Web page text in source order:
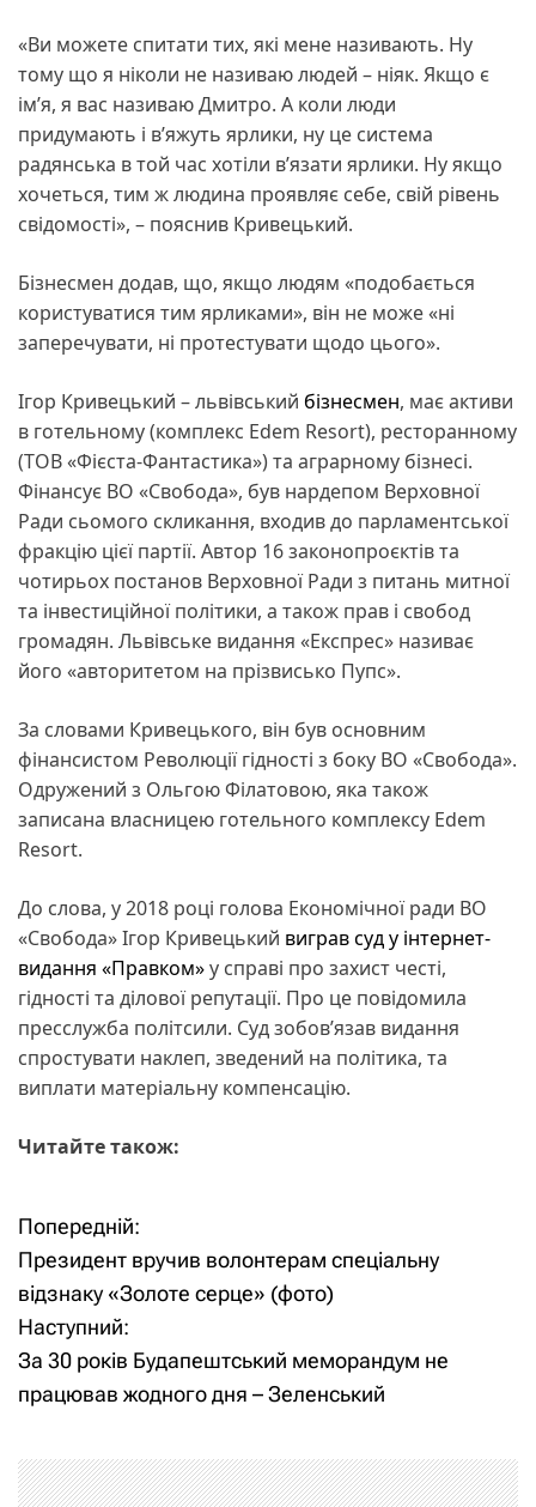
«Ви можете спитати тих, які мене називають. Ну
тому що я ніколи не називаю людей – ніяк. Якщо є
ім’я, я вас називаю Дмитро. А коли люди
придумають і в’яжуть ярлики, ну це система
радянська в той час хотіли в’язати ярлики. Ну якщо
хочеться, тим ж людина проявляє себе, свій рівень
свідомості», – пояснив Кривецький.
Бізнесмен додав, що, якщо людям «подобається
користуватися тим ярликами», він не може «ні
заперечувати, ні протестувати щодо цього».
Ігор Кривецький – львівський бізнесмен, має активи
в готельному (комплекс Edem Resort), ресторанному
(ТОВ «Фієста-Фантастика») та аграрному бізнесі.
Фінансує ВО «Свобода», був нардепом Верховної
Ради сьомого скликання, входив до парламентської
фракцію цієї партії. Автор 16 законопроєктів та
чотирьох постанов Верховної Ради з питань митної
та інвестиційної політики, а також прав і свобод
громадян. Львівське видання «Експрес» називає
його «авторитетом на прізвисько Пупс».
За словами Кривецького, він був основним
фінансистом Революції гідності з боку ВО «Свобода».
Одружений з Ольгою Філатовою, яка також
записана власницею готельного комплексу Edem
Resort.
До слова, у 2018 році голова Економічної ради ВО
«Свобода» Ігор Кривецький виграв суд у інтернет-
видання «Правком»у справі про захист честі,
гідності та ділової репутації. Про це повідомила
пресслужба політсили. Суд зобов’язав видання
спростувати наклеп, зведений на політика, та
виплати матеріальну компенсацію.
Читайте також:
Н
а
в
і
а
Попередній:
Президент вручив волонтерам спеціальну
відзнаку «Золоте серце» (фото)
Наступний:
За 30 років Будапештський меморандум не
працював жодного дня – Зеленський